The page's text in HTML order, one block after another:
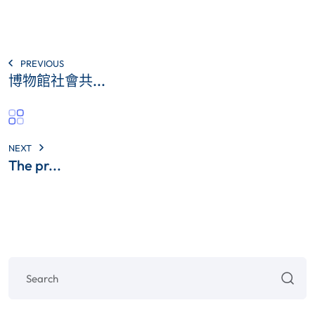
PREVIOUS
博物館社會共...
NEXT
The pr...